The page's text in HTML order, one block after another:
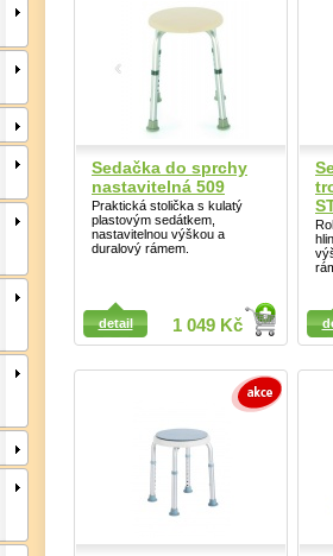
Sedačka do sprchy
nastavitelná 509
Praktická stolička s kulatý
plastovým sedátkem,
nastavitelnou výškou a
duralový rámem.
1 049 Kč
detail
Detail